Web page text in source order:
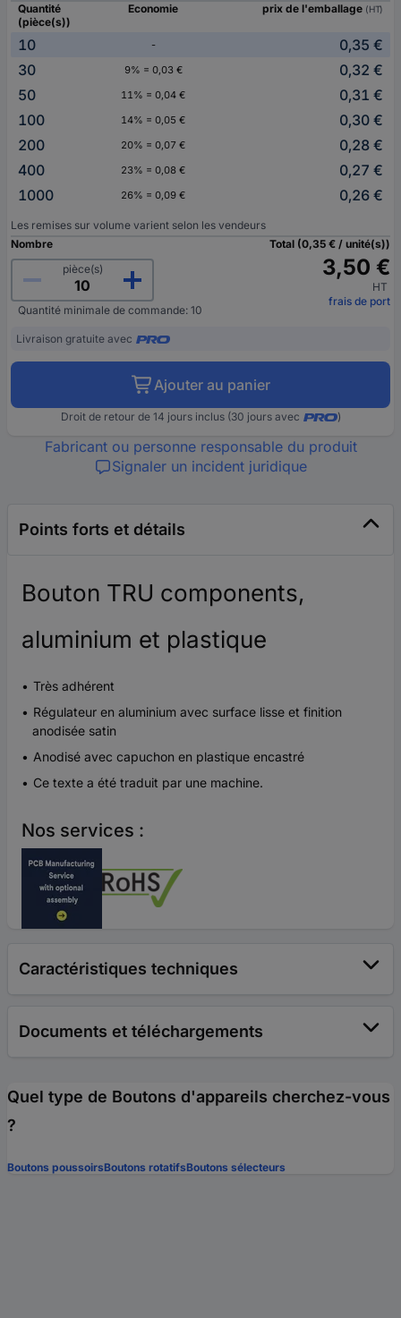
Quantité
(pièce(s))
Economie prix de l'emballage (HT)
10 -
0,35 €
30
9% = 0,03 €
0,32 €
50
11% = 0,04 €
0,31 €
100
14% = 0,05 €
0,30 €
200
20% = 0,07 €
0,28 €
400
23% = 0,08 €
0,27 €
1000
26% = 0,09 € 0,26 €
Les remises sur volume varient selon les vendeurs
Nombre
pièce(s)
Quantité minimale de commande: 10
Total (0,35 € / unité(s))
3,50 €
HT
frais de port
Livraison gratuite avec
Ajouter au panier
Droit de retour de 14 jours inclus (30 jours avec )
Fabricant ou personne responsable du produit
Signaler un incident juridique
Points forts et détails
Bouton TRU components,
aluminium et plastique
Très adhérent
Régulateur en aluminium avec surface lisse et finition
anodisée satin
Anodisé avec capuchon en plastique encastré
Ce texte a été traduit par une machine.
Nos services :
Caractéristiques techniques
Documents et téléchargements
Quel type de Boutons d'appareils cherchez-vous
?
Boutons poussoirsBoutons rotatifsBoutons sélecteurs